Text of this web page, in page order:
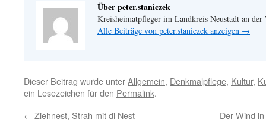
Über peter.staniczek
Kreisheimatpfleger im Landkreis Neustadt an der
Alle Beiträge von peter.staniczek anzeigen →
Dieser Beitrag wurde unterAllgemein, Denkmalpflege, Kultur,
ein Lesezeichen für den Permalink.
← Ziehnest, Strah mit di Nest Der Wind